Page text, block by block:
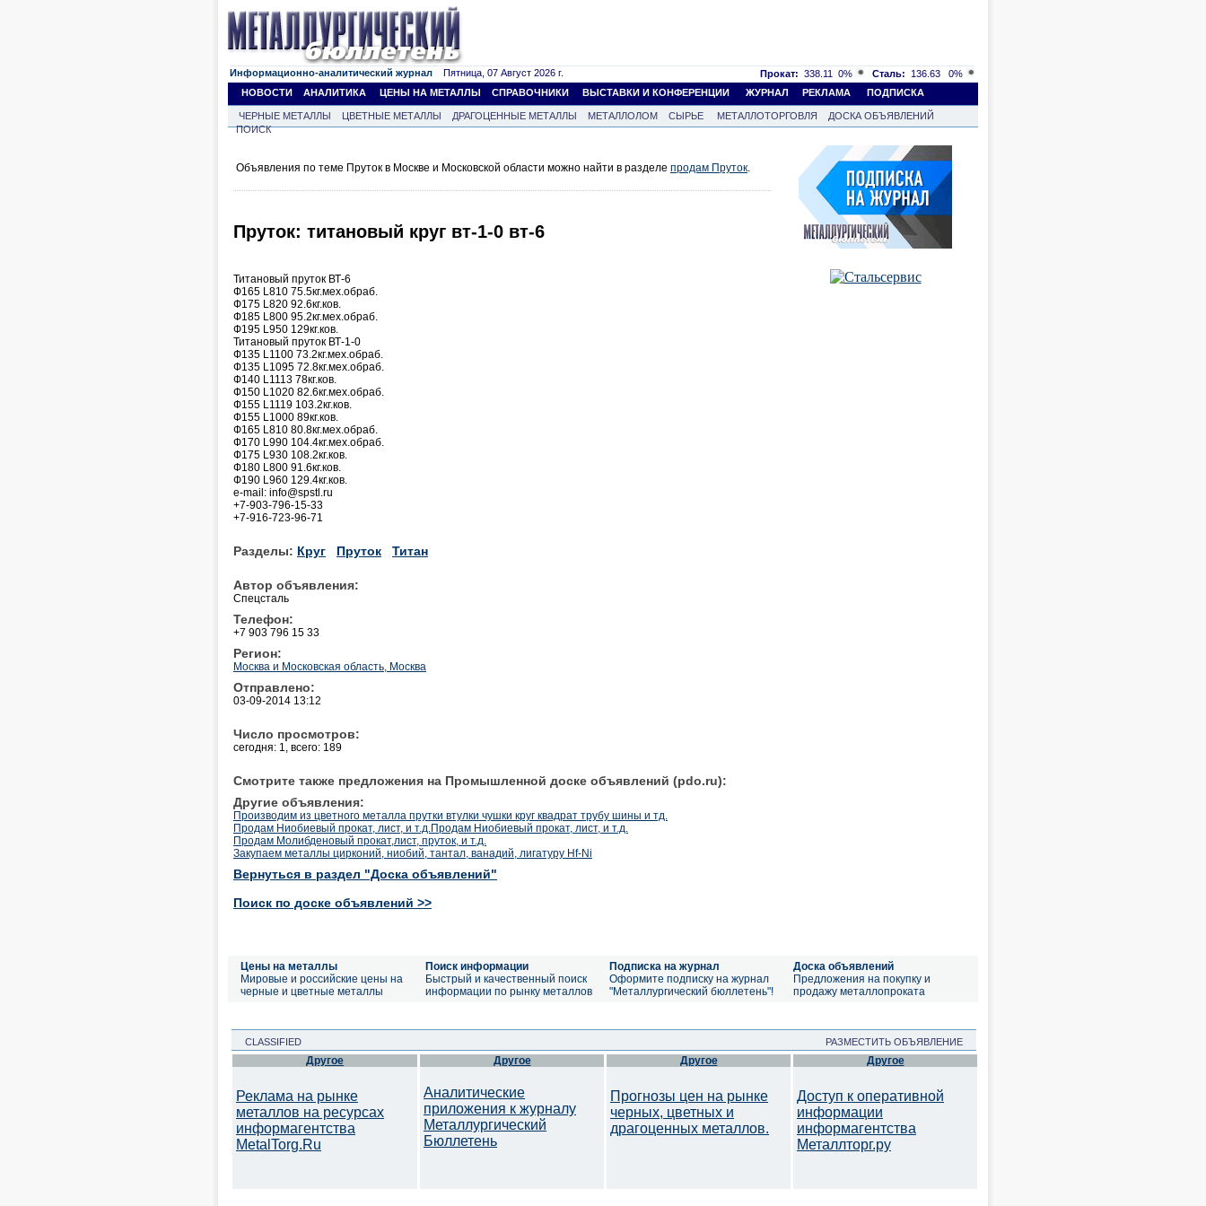
Информационно-аналитический журнал Пятница, 07 Август 2026 г. Прокат: 338.11 0% Сталь: 136.63
0%
НОВОСТИ
АНАЛИТИКА ЦЕНЫ НА МЕТАЛЛЫ СПРАВОЧНИКИ ВЫСТАВКИ И КОНФЕРЕНЦИИ ЖУРНАЛ РЕКЛАМА ПОДПИСКА
ЧЕРНЫЕ МЕТАЛЛЫ ЦВЕТНЫЕ МЕТАЛЛЫ ДРАГОЦЕННЫЕ МЕТАЛЛЫ МЕТАЛЛОЛОМ СЫРЬЕ МЕТАЛЛОТОРГОВЛЯ
ДОСКА ОБЪЯВЛЕНИЙ
ПОИСК
Объявления по теме Пруток в Москве и Московской области можно найти в разделе продам Пруток.
Пруток: титановый круг вт-1-0 вт-6
Титановый пруток ВТ-6
Ф165 L810 75.5кг.мех.обраб.
Ф175 L820 92.6кг.ков.
Ф185 L800 95.2кг.мех.обраб.
Ф195 L950 129кг.ков.
Титановый пруток ВТ-1-0
Ф135 L1100 73.2кг.мех.обраб.
Ф135 L1095 72.8кг.мех.обраб.
Ф140 L1113 78кг.ков.
Ф150 L1020 82.6кг.мех.обраб.
Ф155 L1119 103.2кг.ков.
Ф155 L1000 89кг.ков.
Ф165 L810 80.8кг.мех.обраб.
Ф170 L990 104.4кг.мех.обраб.
Ф175 L930 108.2кг.ков.
Ф180 L800 91.6кг.ков.
Ф190 L960 129.4кг.ков.
e-mail: info@spstl.ru
+7-903-796-15-33
+7-916-723-96-71
Разделы: Круг Пруток Титан
Автор объявления:
Спецсталь
Телефон:
+7 903 796 15 33
Регион:
Москва и Московская область, Москва
Отправлено:
03-09-2014 13:12
Число просмотров:
сегодня: 1, всего: 189
Смотрите также предложения на Промышленной доске объявлений (pdo.ru):
Другие объявления:
Производим из цветного металла прутки втулки чушки круг квадрат трубу шины и тд.
Продам Ниобиевый прокат, лист, и т.д.Продам Ниобиевый прокат, лист, и т.д.
Продам Молибденовый прокат,лист, пруток, и т.д.
Закупаем металлы цирконий, ниобий, тантал, ванадий, лигатуру Hf-Ni
Вернуться в раздел "Доска объявлений"
Поиск по доске объявлений >>
Цены на металлы
Мировые и российские цены на
черные и цветные металлы
Поиск информации
Быстрый и качественный поиск
информации по рынку металлов
Подписка на журнал
Оформите подписку на журнал
"Металлургический бюллетень"!
Доска объявлений
Предложения на покупку и
продажу металлопроката
CLASSIFIED РАЗМЕСТИТЬ ОБЪЯВЛЕНИЕ
Другое
Реклама на рынке
металлов на ресурсах
информагентства
MetalTorg.Ru
Другое
Аналитические
приложения к журналу
Металлургический
Бюллетень
Другое
Прогнозы цен на рынке
черных, цветных и
драгоценных металлов.
Другое
Доступ к оперативной
информации
информагентства
Металлторг.ру